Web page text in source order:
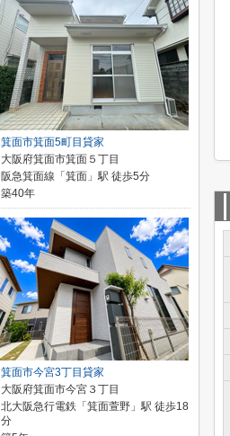
箕面市箕面5町目貸家
大阪府箕面市箕面５丁目
阪急箕面線「箕面」駅 徒歩5分
築40年
箕面市今宮3丁目貸家
大阪府箕面市今宮３丁目
北大阪急行電鉄「箕面萱野」駅 徒歩18
分